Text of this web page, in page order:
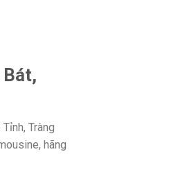
Bát,
Tràng
hãng